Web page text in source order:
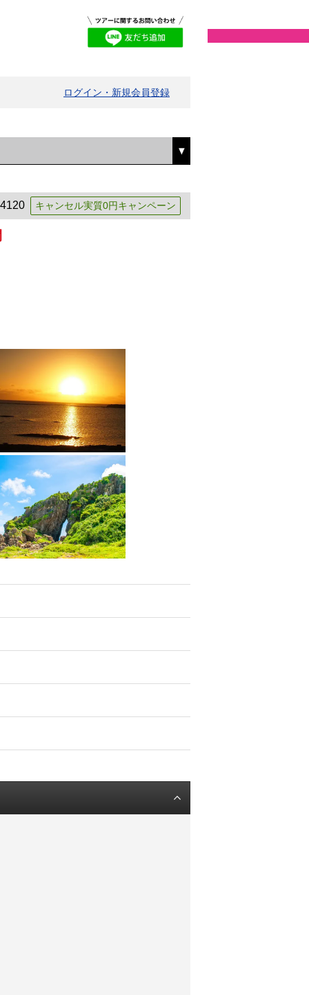
ログイン・新規会員登録
キャンセル実質0円キャンペーン